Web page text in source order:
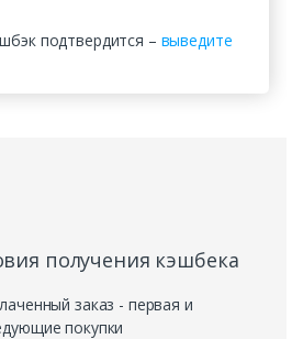
подтвердится – выведите
получения кэшбека
заказ - первая и
покупки